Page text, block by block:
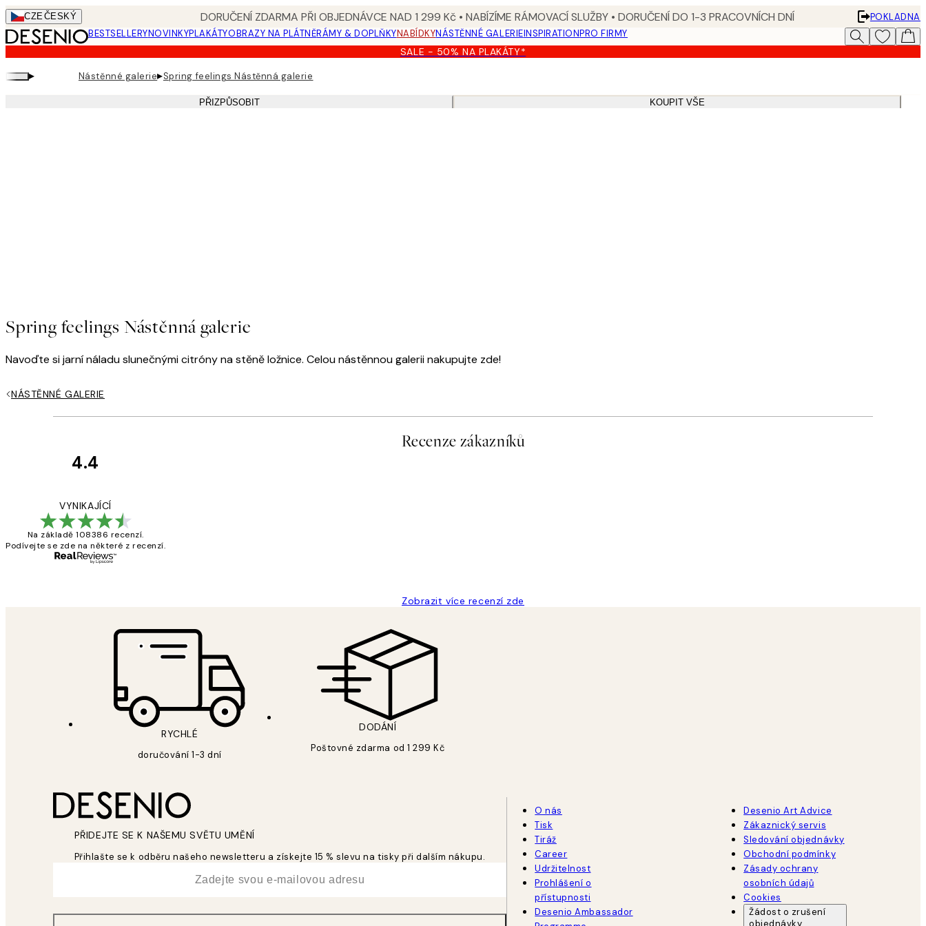
Skip
to
main
content.
CZEČESKÝ DORUČENÍ ZDARMA PŘI OBJEDNÁVCE NAD 1 299 Kč • NABÍZÍME RÁMOVACÍ SLUŽBY • DORUČENÍ DO 1-3 PRACOVNÍCH DNÍ
POKLADNA
BESTSELLERYNOVINKYPLAKÁTYOBRAZY NA PLÁTNĚRÁMY & DOPLŇKYNABÍDKYNÁSTĚNNÉ GALERIEINSPIRATIONPRO FIRMY
SALE - 50% NA PLAKÁTY*
▸ Nástěnné galerie▸Spring feelings Nástěnná galerie
PŘIZPŮSOBIT KOUPIT VŠE
Spring feelings Nástěnná galerie
Navoďte si jarní náladu slunečnými citróny na stěně ložnice. Celou nástěnnou galerii nakupujte zde!
NÁSTĚNNÉ GALERIE
Recenze zákazníků
4.4
VYNIKAJÍCÍ
Na základě 108386 recenzí.
Podívejte se zde na některé z recenzí.
Zobrazit více recenzí zde
RYCHLÉ
doručování 1-3 dní
DODÁNÍ
Poštovné zdarma od 1 299 Kč
PŘIDEJTE SE K NAŠEMU SVĚTU UMĚNÍ
Přihlašte se k odběru našeho newsletteru a získejte 15 % slevu na tisky při dalším nákupu.
O nás
Tisk
Tiráž
Career
Udržitelnost
Prohlášení o
přístupnosti
Desenio Ambassador
Desenio Art Advice
Zákaznický servis
Sledování objednávky
Obchodní podmínky
Zásady ochrany
osobních údajů
Cookies
Žádost o zrušení
objednávky